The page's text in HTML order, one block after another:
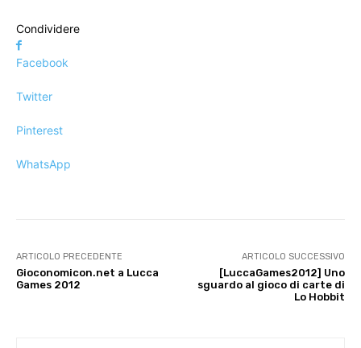
Condividere
Facebook
Twitter
Pinterest
WhatsApp
ARTICOLO PRECEDENTE
Gioconomicon.net a Lucca
Games 2012
ARTICOLO SUCCESSIVO
[LuccaGames2012] Uno
sguardo al gioco di carte di
Lo Hobbit